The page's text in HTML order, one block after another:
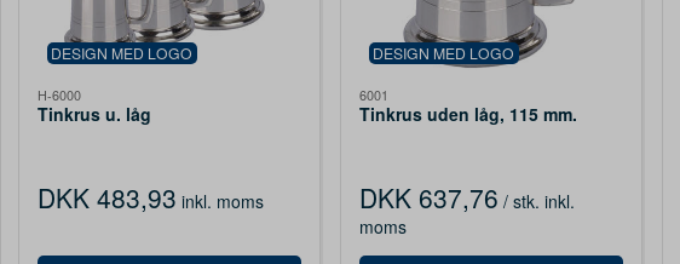
DESIGN MED LOGO
H-6000
Tinkrus u. låg
DKK 483,93 inkl. moms
DESIGN MED LOGO
6001
Tinkrus uden låg, 115 mm.
DKK 637,76 / stk. inkl.
moms